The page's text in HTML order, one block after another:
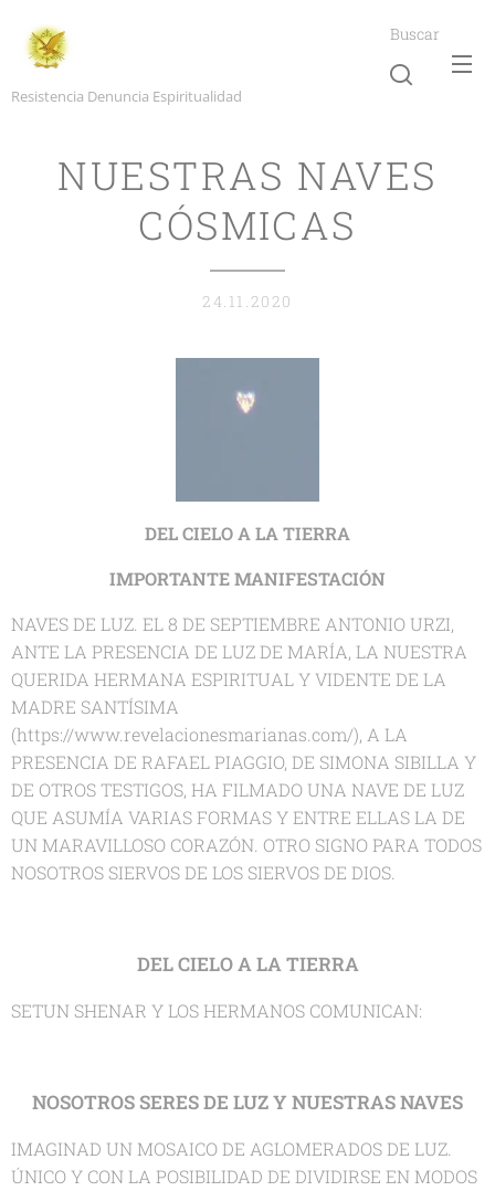
Resistencia Denuncia Espiritualidad
Buscar
NUESTRAS NAVES
CÓSMICAS
24.11.2020
DEL CIELO A LA TIERRA
IMPORTANTE MANIFESTACIÓN
NAVES DE LUZ. EL 8 DE SEPTIEMBRE ANTONIO URZI,
ANTE LA PRESENCIA DE LUZ DE MARÍA, LA NUESTRA
QUERIDA HERMANA ESPIRITUAL Y VIDENTE DE LA
MADRE SANTÍSIMA
(https://www.revelacionesmarianas.com/), A LA
PRESENCIA DE RAFAEL PIAGGIO, DE SIMONA SIBILLA Y
DE OTROS TESTIGOS, HA FILMADO UNA NAVE DE LUZ
QUE ASUMÍA VARIAS FORMAS Y ENTRE ELLAS LA DE
UN MARAVILLOSO CORAZÓN. OTRO SIGNO PARA TODOS
NOSOTROS SIERVOS DE LOS SIERVOS DE DIOS.
DEL CIELO A LA TIERRA
SETUN SHENAR Y LOS HERMANOS COMUNICAN:
NOSOTROS SERES DE LUZ Y NUESTRAS NAVES
IMAGINAD UN MOSAICO DE AGLOMERADOS DE LUZ.
ÚNICO Y CON LA POSIBILIDAD DE DIVIDIRSE EN MODOS